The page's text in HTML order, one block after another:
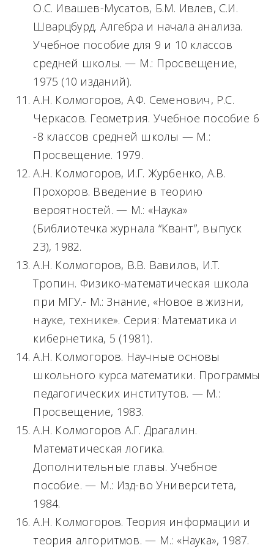
О.С. Ивашев-Мусатов, Б.М. Ивлев, С.И.
Шварцбурд. Алгебра и начала анализа.
Учебное пособие для 9 и 10 классов
средней школы. — М.: Просвещение,
1975 (10 изданий).
А.Н. Колмогоров, А.Ф. Семенович, Р.С.
Черкасов. Геометрия. Учебное пособие 6
-8 классов средней школы — М.:
Просвещение. 1979.
А.Н. Колмогоров, И.Г. Журбенко, А.В.
Прохоров. Введение в теорию
вероятностей. — М.: «Наука»
(Библиотечка журнала “Квант”, выпуск
23), 1982.
А.Н. Колмогоров, В.В. Вавилов, И.Т.
Тропин. Физико-математическая школа
при МГУ.- М.: Знание, «Новое в жизни,
науке, технике». Серия: Математика и
кибернетика, 5 (1981).
А.Н. Колмогоров. Научные основы
школьного курса математики. Программы
педагогических институтов. — М.:
Просвещение, 1983.
А.Н. Колмогоров А.Г. Драгалин.
Математическая логика.
Дополнительные главы. Учебное
пособие. — М.: Изд-во Университета,
1984.
А.Н. Колмогоров. Теория информации и
теория алгоритмов. — М.: «Наука», 1987.